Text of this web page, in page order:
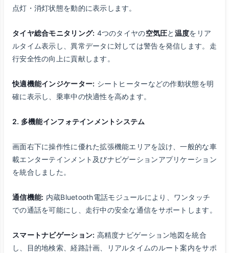
点灯・消灯状態を動的に表示します。
タイヤ総合モニタリング: 4つのタイヤの空気圧と 温度をリア
ルタイム表示し、異常データに対しては警告を発信します。走
行安全性の向上に貢献します。
快適機能インジケーター: シートヒーターなどの作動状態を明
確に表示し、乗車中の快適性を高めます。
2. 多機能インフォテインメントシステム
画面右下に操作性に優れた拡張機能エリアを設け、一般的な車
載エンターテインメント及びナビゲーションアプリケーション
を統合しました。
通信機能: 内蔵Bluetooth電話モジュールにより、ワンタッチ
での通話を可能にし、走行中の安全な通信をサポートします。
スマートナビゲーション: 高精度ナビゲーション地図を統合
し、目的地検索、経路計画、リアルタイムのルート案内をサポ